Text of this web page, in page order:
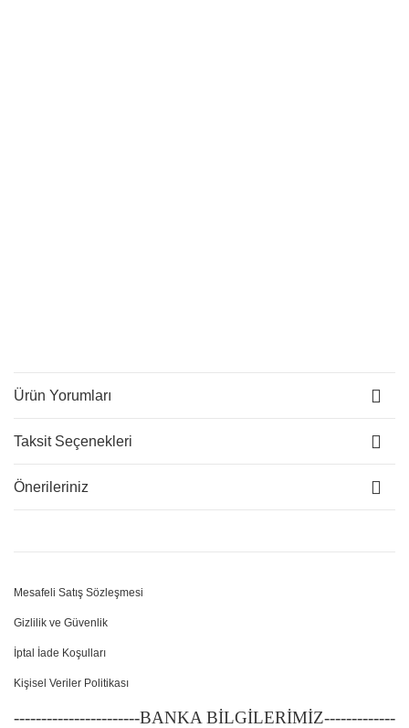
Ürün Yorumları
Taksit Seçenekleri
Önerileriniz
Mesafeli Satış Sözleşmesi
Gizlilik ve Güvenlik
İptal İade Koşulları
Kişisel Veriler Politikası
-----------------------BANKA BİLGİLERİMİZ-------------